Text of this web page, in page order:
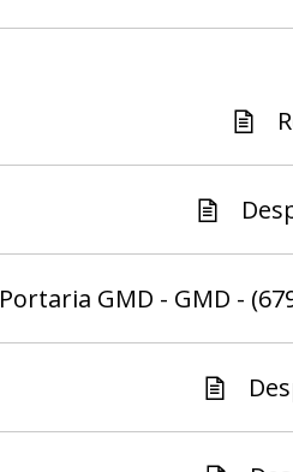
Portaria GMD - GMD -